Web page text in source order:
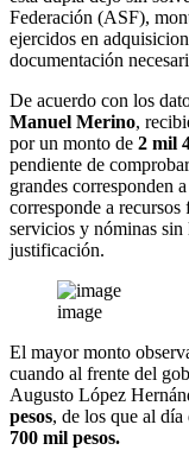
Federación (ASF),
ejercidos en
documentación
De acuerdo con los
Manuel Merino,
por un monto de 2 mil
pendiente de
grandes corresponden
corresponde a recursos
servicios y nóminas sin
justificación.
image
El mayor monto
cuando al frente del
Augusto López
pesos, de los que al
700 mil pesos.